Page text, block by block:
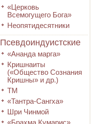
«Церковь
Всемогущего Бога»
Неопятидесятники
Псевдоиндуистские
«Ананда марга»
Кришнаиты
(«Общество Сознания
Кришны» и др.)
ТМ
«Тантра-Сангха»
Шри Чинмой
«Брахма Кумарис»